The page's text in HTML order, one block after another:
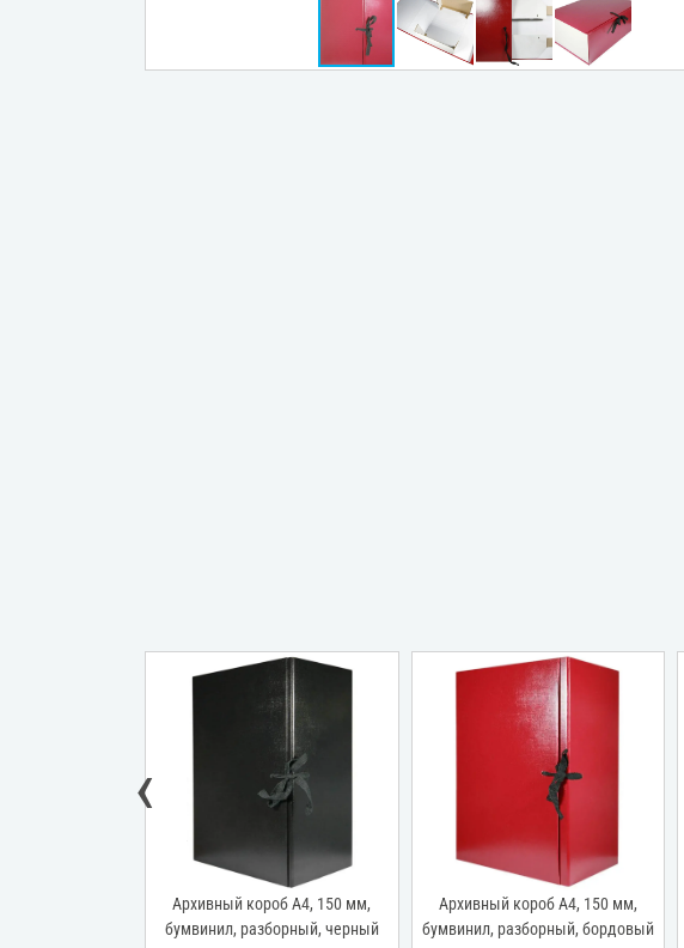
Архивный короб А4, 150 мм,
бумвинил, разборный, черный
Архивный короб А4, 150 мм,
бумвинил, разборный, бордовый
‹